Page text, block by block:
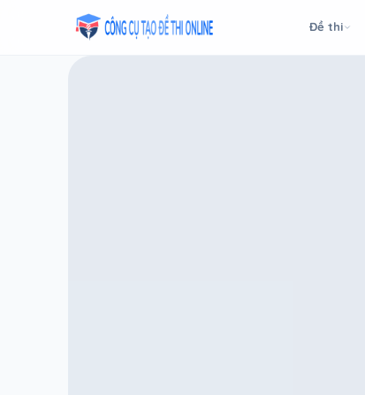
Đề thi
Taodethi.xyz - Tạo đề thi Online miễn phí